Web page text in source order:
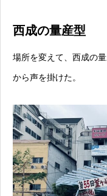
西成の量産型
場所を変えて、西成の
から声を掛けた。